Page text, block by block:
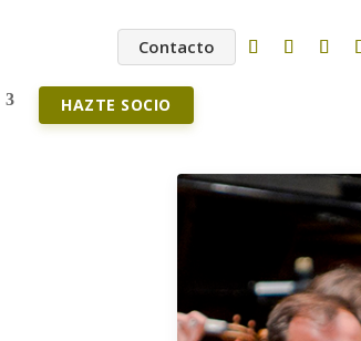
Contacto
HAZTE SOCIO